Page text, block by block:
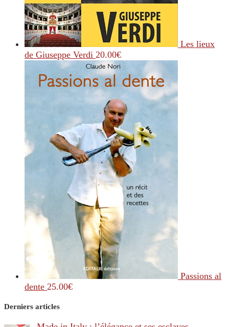
Les lieux
de Giuseppe Verdi 20.00€
Passions al
dente 25.00€
Derniers articles